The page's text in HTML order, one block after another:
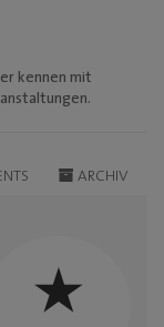
Ortszentren"
Sondernutzungen
Tourismus
kennen mit
ARCHIV